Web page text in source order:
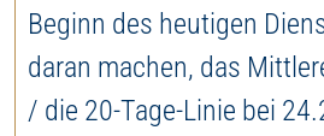
Beginn des heutigen
daran machen, das
/ die 20-Tage-Linie bei